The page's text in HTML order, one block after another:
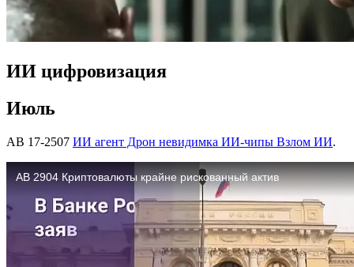
ИИ цифровизация
Июль
АВ 17-2507 ИИ агент Дрон невидимка ИИ-чипы Взлом ИИ.